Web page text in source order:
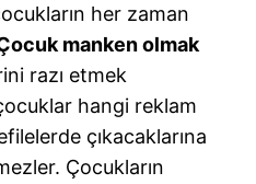
her zaman
manken olmak
razı etmek
hangi reklam
çıkacaklarına
Çocukların